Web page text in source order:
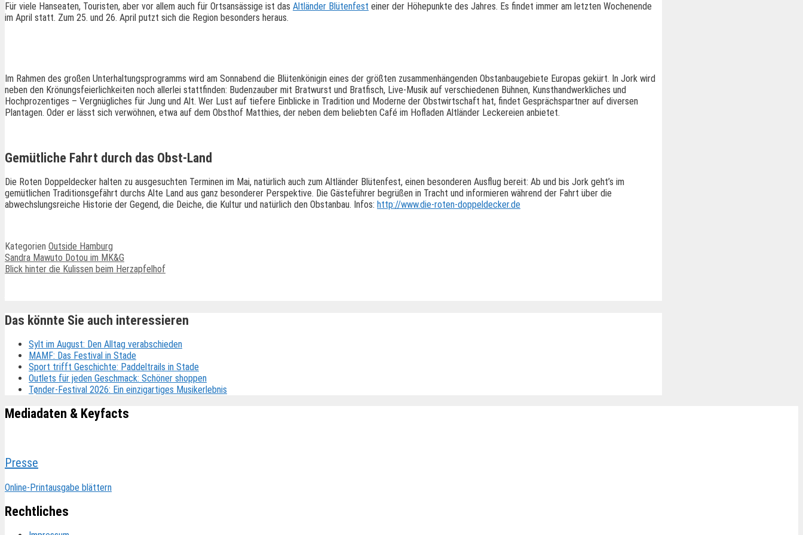
Für viele Hanseaten, Touristen, aber vor allem auch für Ortsansässige ist das Altländer Blütenfest einer der Höhepunkte des Jahres. Es findet immer am letzten Wochenende
im April statt. Zum 25. und 26. April putzt sich die Region besonders heraus.
Im Rahmen des großen Unterhaltungsprogramms wird am Sonnabend die Blütenkönigin eines der größten zusammenhängenden Obstanbaugebiete Europas gekürt. In Jork wird
neben den Krönungsfeierlichkeiten noch allerlei stattfinden: Budenzauber mit Bratwurst und Bratfisch, Live-Musik auf verschiedenen Bühnen, Kunsthandwerkliches und
Hochprozentiges – Vergnügliches für Jung und Alt. Wer Lust auf tiefere Einblicke in Tradition und Moderne der Obstwirtschaft hat, findet Gesprächspartner auf diversen
Plantagen. Oder er lässt sich verwöhnen, etwa auf dem Obsthof Matthies, der neben dem beliebten Café im Hofladen Altländer Leckereien anbietet.
Gemütliche Fahrt durch das Obst-Land
Die Roten Doppeldecker halten zu ausgesuchten Terminen im Mai, natürlich auch zum Altländer Blütenfest, einen besonderen Ausflug bereit: Ab und bis Jork geht’s im
gemütlichen Traditionsgefährt durchs Alte Land aus ganz besonderer Perspektive. Die Gästeführer begrüßen in Tracht und informieren während der Fahrt über die
abwechslungsreiche Historie der Gegend, die Deiche, die Kultur und natürlich den Obstanbau. Infos: http://www.die-roten-doppeldecker.de
Kategorien Outside Hamburg
Sandra Mawuto Dotou im MK&G
Blick hinter die Kulissen beim Herzapfelhof
Das könnte Sie auch interessieren
Sylt im August: Den Alltag verabschieden
MAMF: Das Festival in Stade
Sport trifft Geschichte: Paddeltrails in Stade
Outlets für jeden Geschmack: Schöner shoppen
Tønder-Festival 2026: Ein einzigartiges Musikerlebnis
Mediadaten & Keyfacts
Presse
Online-Printausgabe blättern
Rechtliches